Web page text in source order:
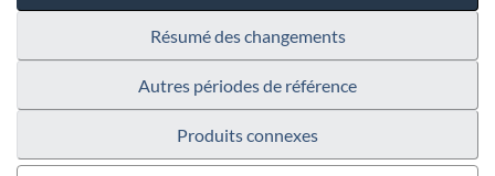
Résumé des changements
Autres périodes de référence
Produits connexes